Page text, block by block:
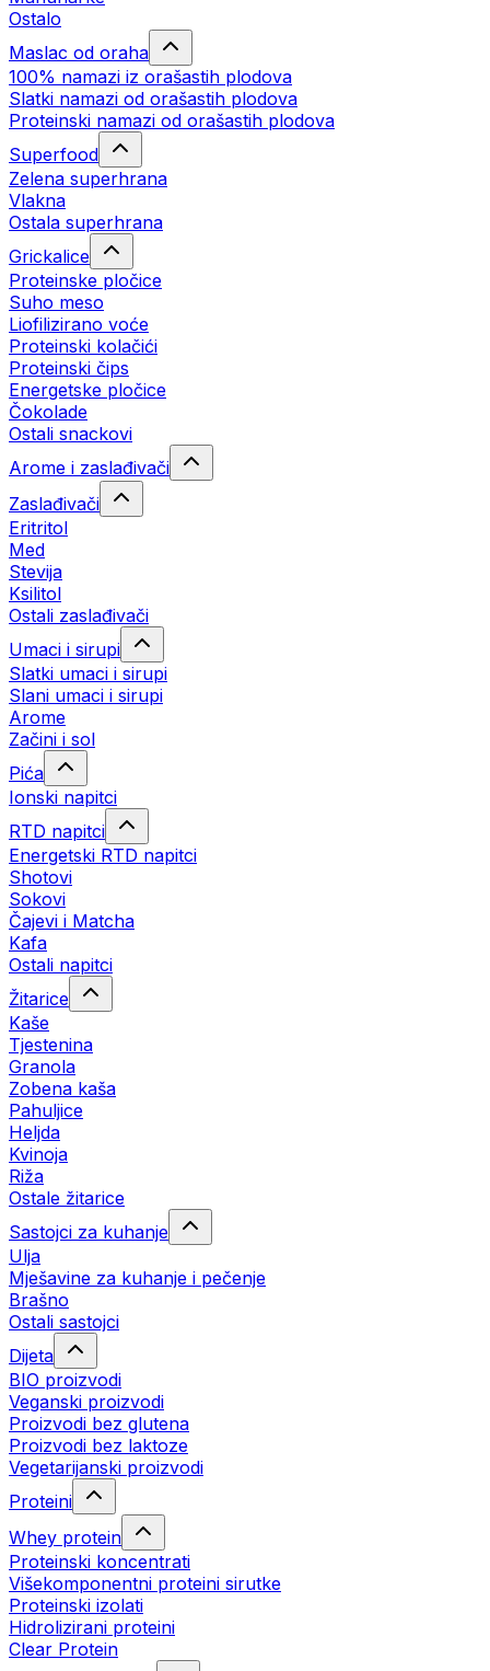
Ostalo
Maslac od oraha
100% namazi iz orašastih plodova
Slatki namazi od orašastih plodova
Proteinski namazi od orašastih plodova
Superfood
Zelena superhrana
Vlakna
Ostala superhrana
Grickalice
Proteinske pločice
Suho meso
Liofilizirano voće
Proteinski kolačići
Proteinski čips
Energetske pločice
Čokolade
Ostali snackovi
Arome i zaslađivači
Zaslađivači
Eritritol
Med
Stevija
Ksilitol
Ostali zaslađivači
Umaci i sirupi
Slatki umaci i sirupi
Slani umaci i sirupi
Arome
Začini i sol
Pića
Ionski napitci
RTD napitci
Energetski RTD napitci
Shotovi
Sokovi
Čajevi i Matcha
Kafa
Ostali napitci
Žitarice
Kaše
Tjestenina
Granola
Zobena kaša
Pahuljice
Heljda
Kvinoja
Riža
Ostale žitarice
Sastojci za kuhanje
Ulja
Mješavine za kuhanje i pečenje
Brašno
Ostali sastojci
Dijeta
BIO proizvodi
Veganski proizvodi
Proizvodi bez glutena
Proizvodi bez laktoze
Vegetarijanski proizvodi
Proteini
Whey protein
Proteinski koncentrati
Višekomponentni proteini sirutke
Proteinski izolati
Hidrolizirani proteini
Clear Protein